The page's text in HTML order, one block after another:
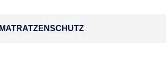
MATRATZENSCHUTZ